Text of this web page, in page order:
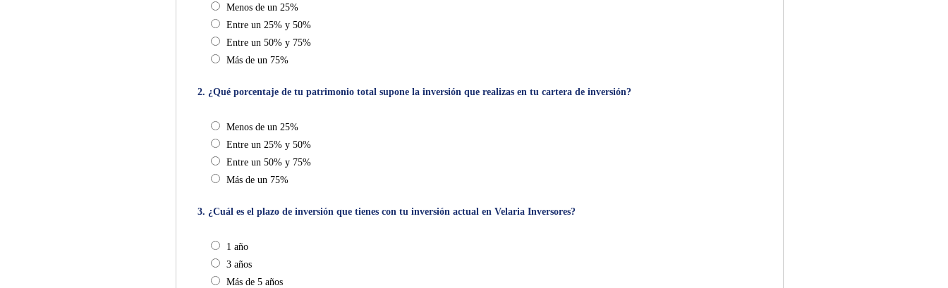
Menos de un 25%
Entre un 25% y 50%
Entre un 50% y 75%
Más de un 75%
2. ¿Qué porcentaje de tu patrimonio total supone la inversión que realizas en tu cartera de inversión?
Menos de un 25%
Entre un 25% y 50%
Entre un 50% y 75%
Más de un 75%
3. ¿Cuál es el plazo de inversión que tienes con tu inversión actual en Velaria Inversores?
1 año
3 años
Más de 5 años